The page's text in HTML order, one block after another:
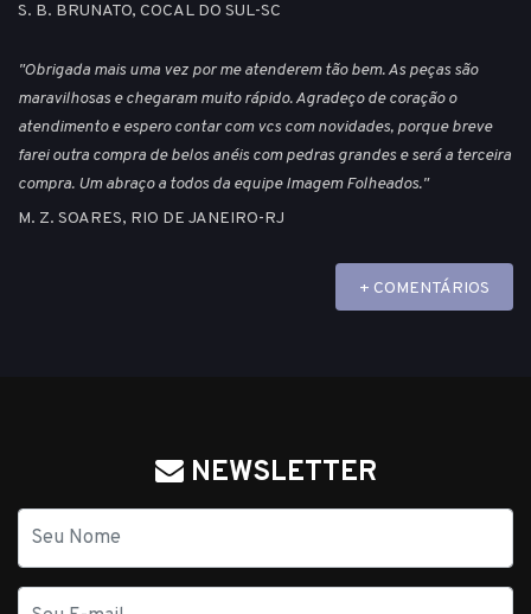
S. B. BRUNATO, COCAL DO SUL-SC
"Obrigada mais uma vez por me atenderem tão bem. As peças são
maravilhosas e chegaram muito rápido. Agradeço de coração o
atendimento e espero contar com vcs com novidades, porque breve
farei outra compra de belos anéis com pedras grandes e será a terceira
compra. Um abraço a todos da equipe Imagem Folheados."
M. Z. SOARES, RIO DE JANEIRO-RJ
+ COMENTÁRIOS
NEWSLETTER